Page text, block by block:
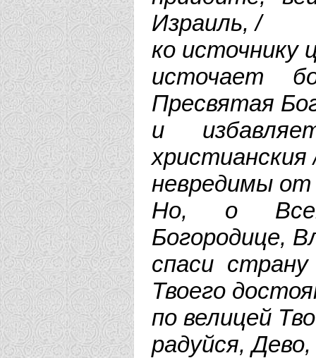
Израиль, /
ко источнику
источает
Пресвятая
и
христианския
невредимы от
Но, о
Богородице,
спаси
Твоего
по велицей
радуйся,